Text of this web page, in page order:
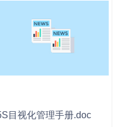
目视化管理手册.doc